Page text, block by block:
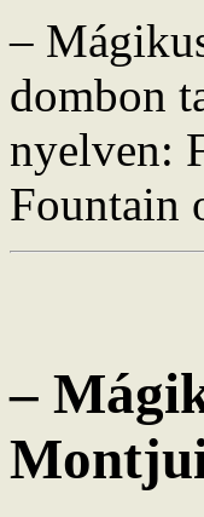
–
dombon
nyelven:
Fountain
–